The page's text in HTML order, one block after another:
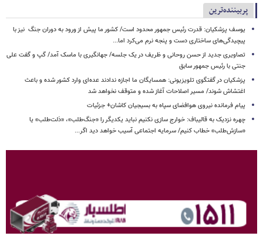
پربیننده‌ترین
یوسف پزشکیان: قدرت رئیس‌ جمهور محدود است/ کشور ما پیش از ورود به دوران جنگ نیز با
پیچیدگی‌های ساختاری دست و پنجه نرم می‌کرد اما...
تصاویری جدید از حسن روحانی و ظریف در یک جلسه/ جهانگیری با ماسک آمد/ گپ و گفت علی
جنتی با رئیس جمهور سابق
پزشکیان در گفتگوی تلویزیونی: همسایگان ما اجازه ندادند عده‌ای وارد کشور شده و باعث
اغتشاش شوند/ مسیر اصلاحات آغاز شده و متوقف نخواهد شد
پیام فرمانده نیروی هوافضای سپاه به بسیجیان کاشان+ جزئیات
چهره نزدیک به قالیباف: خوارج سازی نکنیم نباید یکدیگر را «جنگ‌طلب»، «ذلت‌طلب» یا
«سازش‌طلب» خطاب کنیم/ سرمایه اجتماعی آسیب خواهد دید اگر...